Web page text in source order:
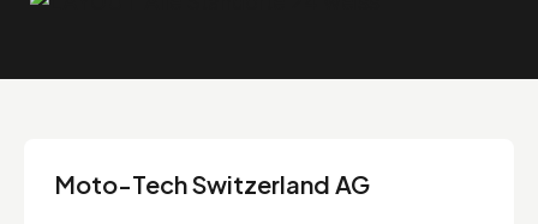
Moto-Tech Switzerland AG